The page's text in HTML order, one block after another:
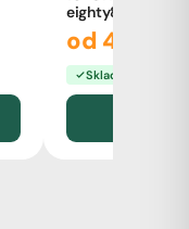
eighty8, 2ml
od 49,00
Skladom